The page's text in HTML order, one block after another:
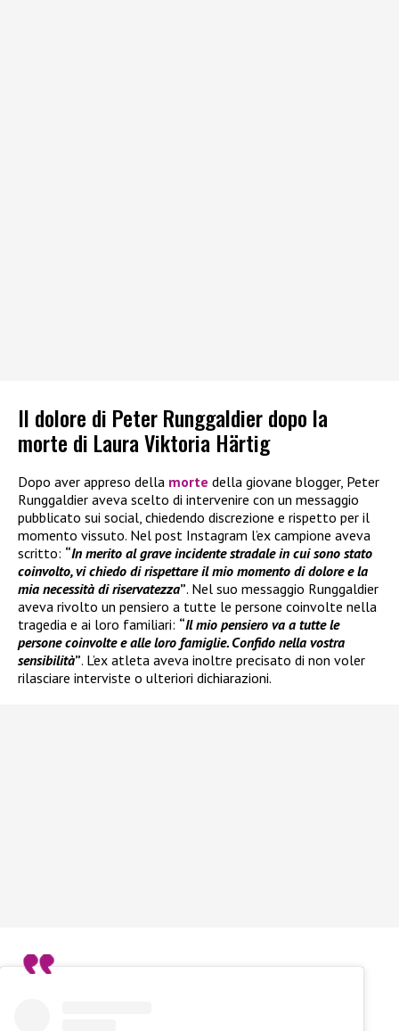
Il dolore di Peter Runggaldier dopo la
morte di Laura Viktoria Härtig
Dopo aver appreso della morte della giovane blogger, Peter
Runggaldier aveva scelto di intervenire con un messaggio
pubblicato sui social, chiedendo discrezione e rispetto per il
momento vissuto. Nel post Instagram l’ex campione aveva
scritto: “In merito al grave incidente stradale in cui sono stato
coinvolto, vi chiedo di rispettare il mio momento di dolore e la
mia necessità di riservatezza”. Nel suo messaggio Runggaldier
aveva rivolto un pensiero a tutte le persone coinvolte nella
tragedia e ai loro familiari: “Il mio pensiero va a tutte le
persone coinvolte e alle loro famiglie. Confido nella vostra
sensibilità”. L’ex atleta aveva inoltre precisato di non voler
rilasciare interviste o ulteriori dichiarazioni.